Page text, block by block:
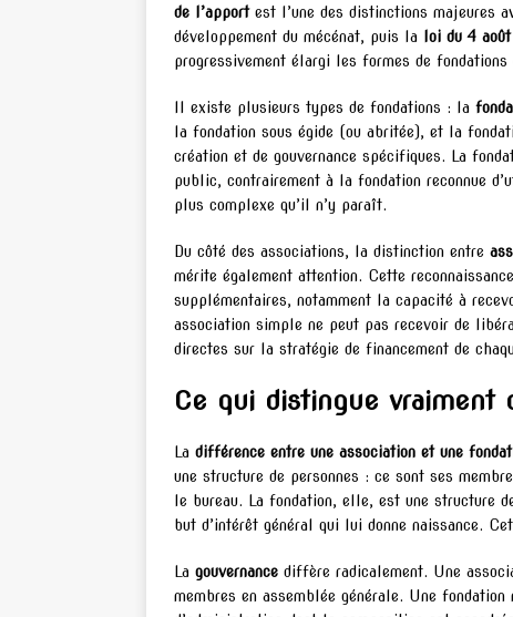
de l’apportest l’une des distinctions majeures
développement du mécénat, puis la
loi du 4
progressivement élargi les formes de
Il existe plusieurs types de fondations : la
la fondation sous égide (ou abritée), et la
création et de gouvernance spécifiques. La
public, contrairement à la fondation reconnue
plus complexe qu’il n’y paraît.
Du côté des associations, la distinction entre
mérite également attention. Cette
supplémentaires, notamment la capacité à
association simple ne peut pas recevoir de
directes sur la stratégie de financement de
Ce qui distingue vraiment
La différence entre une association et une
une structure de personnes : ce sont ses
le bureau. La fondation, elle, est une structure
but d’intérêt général qui lui donne naissance.
La gouvernance diffère radicalement. Une
membres en assemblée générale. Une